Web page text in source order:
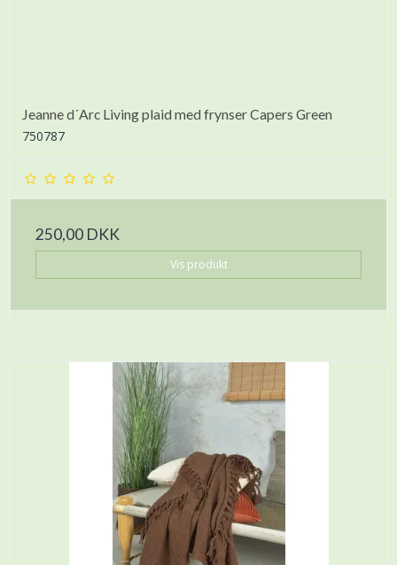
Jeanne d´Arc Living plaid med frynser Capers Green
750787
250,00 DKK
Vis produkt